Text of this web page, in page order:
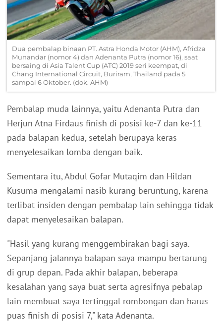
Dua pembalap binaan PT. Astra Honda Motor (AHM), Afridza
Munandar (nomor 4) dan Adenanta Putra (nomor 16), saat
bersaing di Asia Talent Cup (ATC) 2019 seri keempat, di
Chang International Circuit, Buriram, Thailand pada 5
sampai 6 Oktober. (dok. AHM)
Pembalap muda lainnya, yaitu Adenanta Putra dan
Herjun Atna Firdaus finish di posisi ke-7 dan ke-11
pada balapan kedua, setelah berupaya keras
menyelesaikan lomba dengan baik.
Sementara itu, Abdul Gofar Mutaqim dan Hildan
Kusuma mengalami nasib kurang beruntung, karena
terlibat insiden dengan pembalap lain sehingga tidak
dapat menyelesaikan balapan.
"Hasil yang kurang menggembirakan bagi saya.
Sepanjang jalannya balapan saya mampu bertarung
di grup depan. Pada akhir balapan, beberapa
kesalahan yang saya buat serta agresifnya pebalap
lain membuat saya tertinggal rombongan dan harus
puas finish di posisi 7," kata Adenanta.